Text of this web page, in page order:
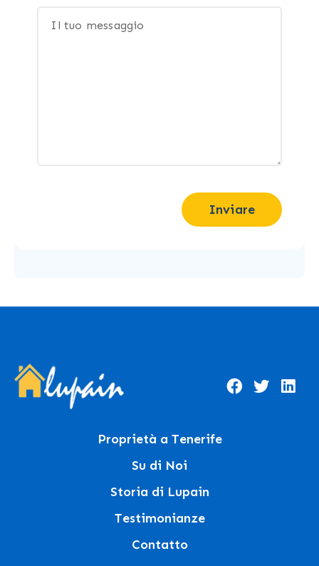
Inviare
Proprietà a Tenerife
Su di Noi
Storia di Lupain
Testimonianze
Contatto